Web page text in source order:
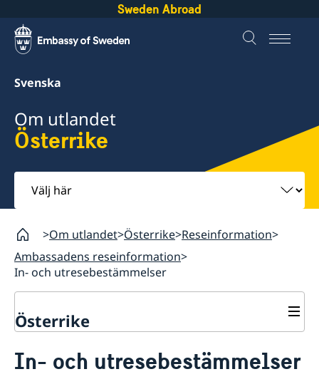
Sweden Abroad
Svenska
Om utlandet
Österrike
Välj
här
Om utlandet Österrike Reseinformation
Ambassadens reseinformation
In- och utresebestämmelser
Österrike
Hjälp till svenskar i Österrike
In- och utresebestämmelser